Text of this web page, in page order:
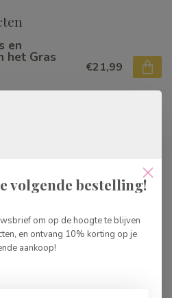
en
het Gras
€21,99
Dieren
€13,99
volgende bestelling!
om op de hoogte te blijven
en ontvang 10% korting op je
aankoop!